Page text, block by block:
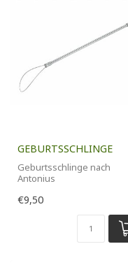
GEBURTSSCHLINGE
Geburtsschlinge nach
Antonius
€9,50